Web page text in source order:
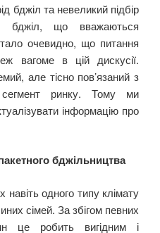
бджіл та невеликий підбір
бджіл, що вважаються
очевидно, що питання
вагоме в цій дискусії.
але тісно пов’язаний з
ринку. Тому ми
інформацію про
бджільництва
навіть одного типу клімату
сімей. За збігом певних
це робить вигідним і